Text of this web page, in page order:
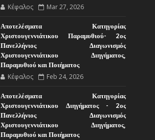
Κέφαλος Mar 27, 2026
Αποτελέσματα Κατηγορίας
Χριστουγεννιάτικου Παραμυθιού- 2ος
Πανελλήνιος Διαγωνισμός
Χριστουγεννιάτικου Διηγήματος,
Παραμυθιού και Ποιήματος
Κέφαλος Feb 24, 2026
Αποτελέσματα Κατηγορίας
Χριστουγεννιάτικου Διηγήματος - 2ος
Πανελλήνιος Διαγωνισμός
Χριστουγεννιάτικου Διηγήματος,
Παραμυθιού και Ποιήματος